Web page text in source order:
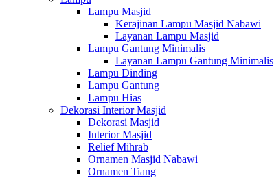
Lampu Masjid
Kerajinan Lampu Masjid Nabawi
Layanan Lampu Masjid
Lampu Gantung Minimalis
Layanan Lampu Gantung Minimalis
Lampu Dinding
Lampu Gantung
Lampu Hias
Dekorasi Interior Masjid
Dekorasi Masjid
Interior Masjid
Relief Mihrab
Ornamen Masjid Nabawi
Ornamen Tiang